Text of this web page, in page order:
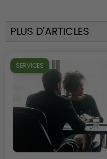
PLUS D'ARTICLES
SERVICES